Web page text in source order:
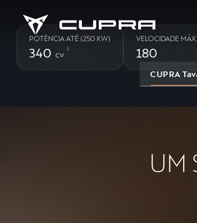
CUPRA
POTÊNCIA ATÉ (250 KW)
340 cv
1
VELOCIDADE MÁX.
180
UM